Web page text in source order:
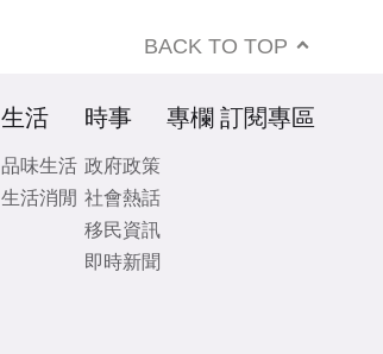
BACK TO TOP
生活
品味生活
生活消閒
時事
政府政策
社會熱話
移民資訊
即時新聞
專欄 訂閱專區